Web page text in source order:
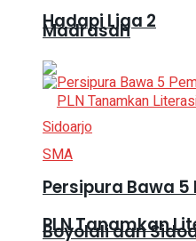
Hadapi Liga 2
Persipura Bawa 5
Boyolali dan
Madrasah
PLN Tanamkan